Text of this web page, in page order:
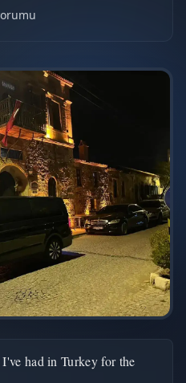
had in Turkey for the